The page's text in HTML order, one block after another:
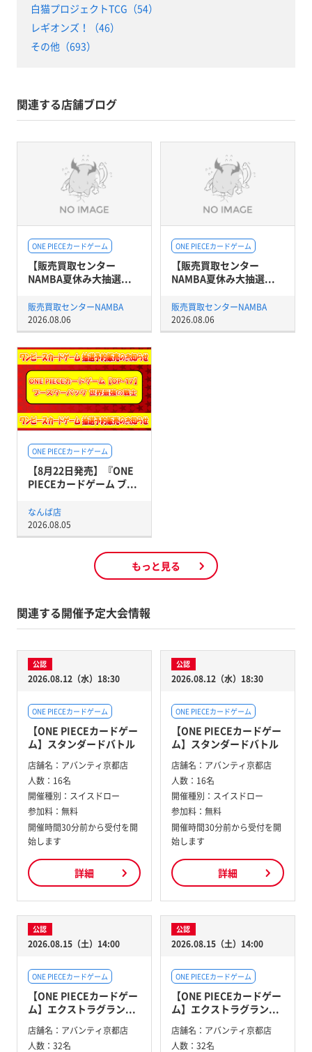
白猫プロジェクトTCG（54）
レギオンズ！（46）
その他（693）
関連する店舗ブログ
ONE PIECEカードゲーム
【販売買取センター
NAMBA夏休み大抽選...
販売買取センターNAMBA
2026.08.06
ONE PIECEカードゲーム
【販売買取センター
NAMBA夏休み大抽選...
販売買取センターNAMBA
2026.08.06
ONE PIECEカードゲーム
【8月22日発売】『ONE
PIECEカードゲーム ブ...
なんば店
2026.08.05
もっと見る
関連する開催予定大会情報
公認
2026.08.12（水）18:30
ONE PIECEカードゲーム
【ONE PIECEカードゲー
ム】スタンダードバトル
店舗名： アバンティ京都店
人数： 16名
開催種別： スイスドロー
参加料： 無料
開催時間30分前から受付を開
始します
詳細
公認
2026.08.12（水）18:30
ONE PIECEカードゲーム
【ONE PIECEカードゲー
ム】スタンダードバトル
店舗名： アバンティ京都店
人数： 16名
開催種別： スイスドロー
参加料： 無料
開催時間30分前から受付を開
始します
詳細
公認
2026.08.15（土）14:00
ONE PIECEカードゲーム
【ONE PIECEカードゲー
ム】エクストラグラン...
店舗名： アバンティ京都店
人数： 32名
公認
2026.08.15（土）14:00
ONE PIECEカードゲーム
【ONE PIECEカードゲー
ム】エクストラグラン...
店舗名： アバンティ京都店
人数： 32名